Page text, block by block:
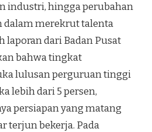
industri, hingga perubahan
dalam merekrut talenta
laporan dari Badan Pusat
bahwa tingkat
lulusan perguruan tinggi
lebih dari 5 persen,
persiapan yang matang
terjun bekerja. Pada